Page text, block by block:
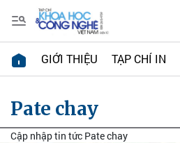
GIỚI THIỆU TẠP CHÍ IN
Pate chay
Cập nhập tin tức Pate chay